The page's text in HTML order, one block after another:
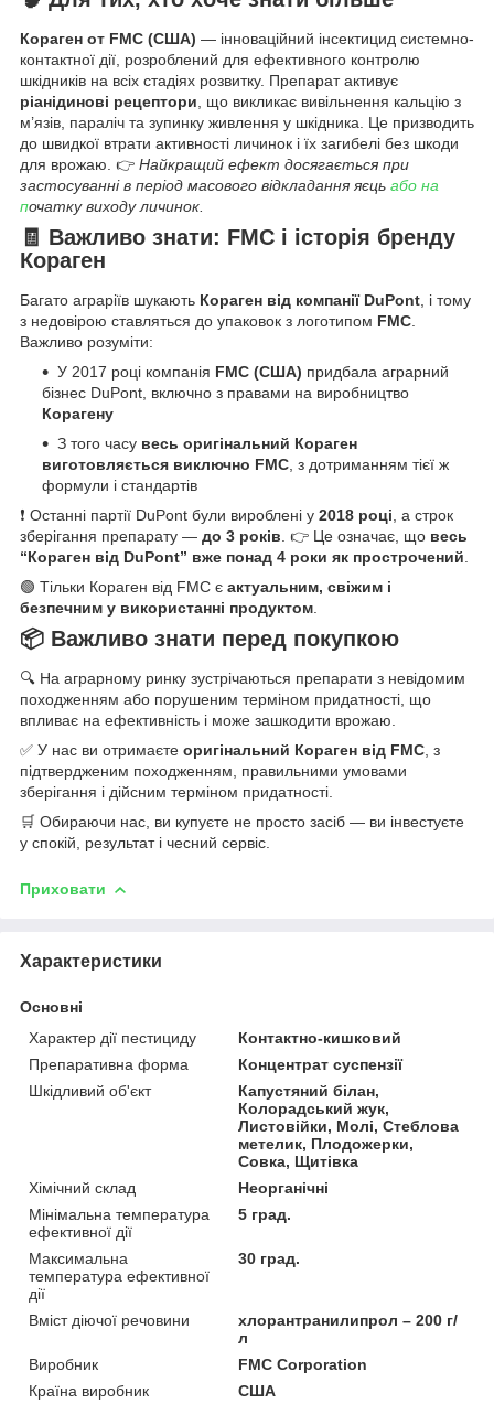
Кораген от FMC (США) — інноваційний інсектицид системно-
контактної дії, розроблений для ефективного контролю
шкідників на всіх стадіях розвитку. Препарат активує
ріанідинові рецептори , що викликає вивільнення кальцію з
м’язів, параліч та зупинку живлення у шкідника. Це призводить
до швидкої втрати активності личинок і їх загибелі без шкоди
для врожаю. 👉 Найкращий ефект досягається при
застосуванні в період масового відкладання яєць або на
початку виходу личинок.
🧾 Важливо знати: FMC і історія бренду
Кораген
Багато аграріїв шукають Кораген від компанії DuPont , і тому
з недовірою ставляться до упаковок з логотипом FMC
Важливо розуміти:
У 2017 році компанія FMC (США) придбала аграрний
бізнес DuPont, включно з правами на виробництво
Корагену
З того часу весь оригінальний Кораген
виготовляється виключно FMC , з дотриманням тієї ж
формули і стандартів
❗ Останні партії DuPont були вироблені у 2018 році , а строк
зберігання препарату — до 3 років . 👉 Це означає, що весь
“Кораген від DuPont” вже понад 4 роки як прострочений
🟢 Тільки Кораген від FMC є актуальним, свіжим і
безпечним у використанні продуктом
📦 Важливо знати перед покупкою
🔍 На аграрному ринку зустрічаються препарати з невідомим
походженням або порушеним терміном придатності, що
впливає на ефективність і може зашкодити врожаю.
✅ У нас ви отримаєте оригінальний Кораген від FMC , з
підтвердженим походженням, правильними умовами
зберігання і дійсним терміном придатності.
🛒 Обираючи нас, ви купуєте не просто засіб — ви інвестуєте
у спокій, результат і чесний сервіс.
Приховати
Характеристики
Основні
Характер дії пестициду
Контактно-кишковий
Препаративна форма
Концентрат суспензії
Шкідливий об'єкт
Капустяний білан,
Колорадський жук,
Листовійки, Молі, Стеблова
метелик, Плодожерки,
Совка, Щитівка
Хімічний склад
Неорганічні
Мінімальна температура
ефективної дії
5 град.
Максимальна
температура ефективної
дії
30 град.
Вміст діючої речовини
хлорантранилипрол – 200 г/
л
Виробник
FMC Corporation
Країна виробник
США